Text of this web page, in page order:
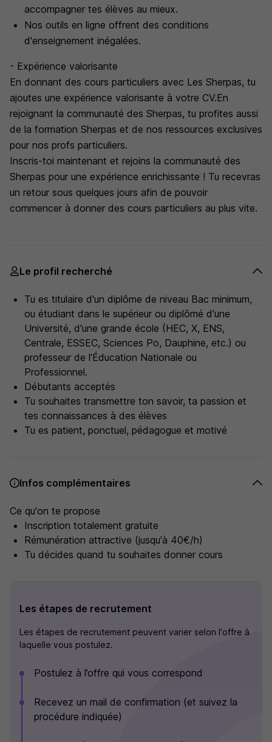
accompagner tes élèves au mieux.
Nos outils en ligne offrent des conditions
d'enseignement inégalées.
- Expérience valorisante
En donnant des cours particuliers avec Les Sherpas, tu
ajoutes une expérience valorisante à votre CV.En
rejoignant la communauté des Sherpas, tu profites aussi
de la formation Sherpas et de nos ressources exclusives
pour nos profs particuliers.
Inscris-toi maintenant et rejoins la communauté des
Sherpas pour une expérience enrichissante ! Tu recevras
un retour sous quelques jours afin de pouvoir
commencer à donner des cours particuliers au plus vite.
Le profil recherché
Tu es titulaire d'un diplôme de niveau Bac minimum,
ou étudiant dans le supérieur ou diplômé d'une
Université, d'une grande école (HEC, X, ENS,
Centrale, ESSEC, Sciences Po, Dauphine, etc.) ou
professeur de l'Éducation Nationale ou
Professionnel.
Débutants acceptés
Tu souhaites transmettre ton savoir, ta passion et
tes connaissances à des élèves
Tu es patient, ponctuel, pédagogue et motivé
Infos complémentaires
Ce qu'on te propose
Inscription totalement gratuite
Rémunération attractive (jusqu'à 40€/h)
Tu décides quand tu souhaites donner cours
Les étapes de recrutement
Les étapes de recrutement peuvent varier selon l'offre à
laquelle vous postulez.
Postulez à l’offre qui vous correspond
Recevez un mail de confirmation (et suivez la
procédure indiquée)